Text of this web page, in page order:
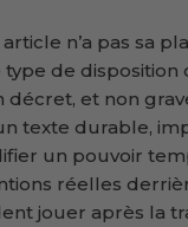
n’a pas sa
de
et non
texte durable,
un pouvoir
réelles
jouer après la